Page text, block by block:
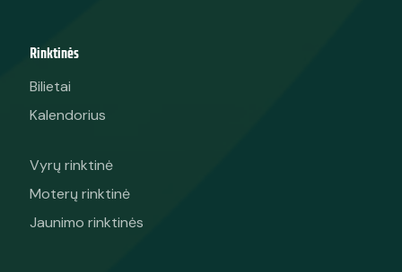
Rinktinės
Bilietai
Kalendorius
Vyrų rinktinė
Moterų rinktinė
Jaunimo rinktinės